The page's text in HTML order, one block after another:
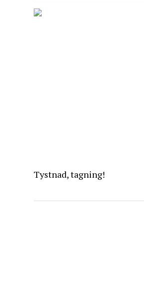
Tystnad, tagning!